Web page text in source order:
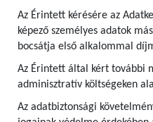
Az Érintett kérésére az
képező személyes adatok
bocsátja első alkalommal
Az Érintett által kért további
adminisztratív költségeken
Az adatbiztonsági